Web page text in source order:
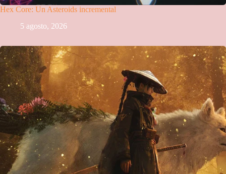
Hex Core: Un Asteroids incremental
5 agosto, 2026